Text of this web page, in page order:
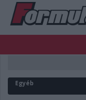
FORMULA
Egyéb